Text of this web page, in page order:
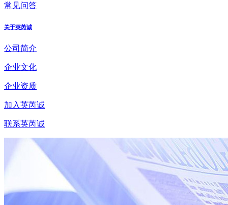
常见问答
关于英芮诚
公司简介
企业文化
企业资质
加入英芮诚
联系英芮诚